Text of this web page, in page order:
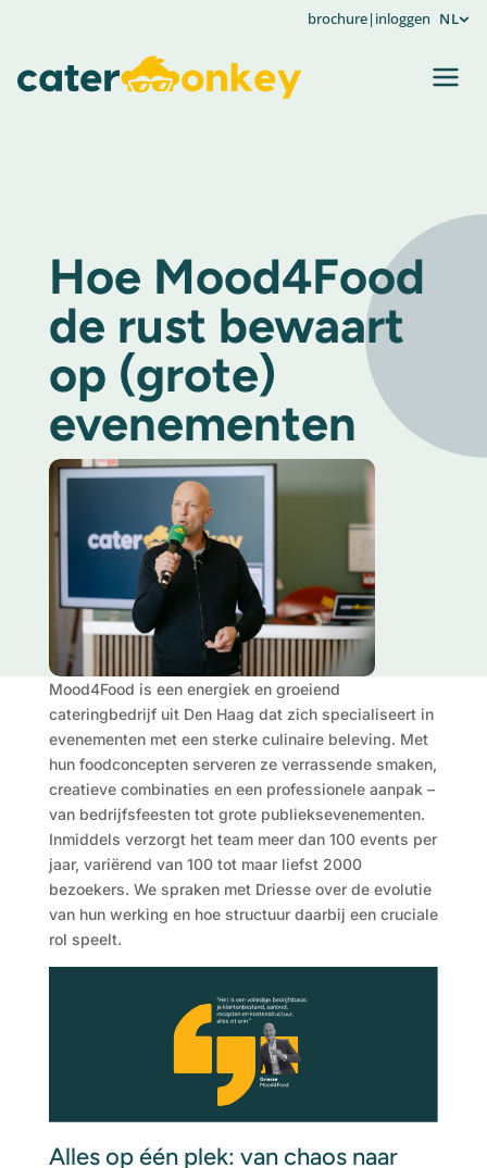
brochure| inloggen NL
Hoe Mood4Food
de rust bewaart
op (grote)
evenementen
Mood4Food is een energiek en groeiend
cateringbedrijf uit Den Haag dat zich specialiseert in
evenementen met een sterke culinaire beleving. Met
hun foodconcepten serveren ze verrassende smaken,
creatieve combinaties en een professionele aanpak –
van bedrijfsfeesten tot grote publieksevenementen.
Inmiddels verzorgt het team meer dan 100 events per
jaar, variërend van 100 tot maar liefst 2000
bezoekers. We spraken met Driesse over de evolutie
van hun werking en hoe structuur daarbij een cruciale
rol speelt.
Alles op één plek: van chaos naar